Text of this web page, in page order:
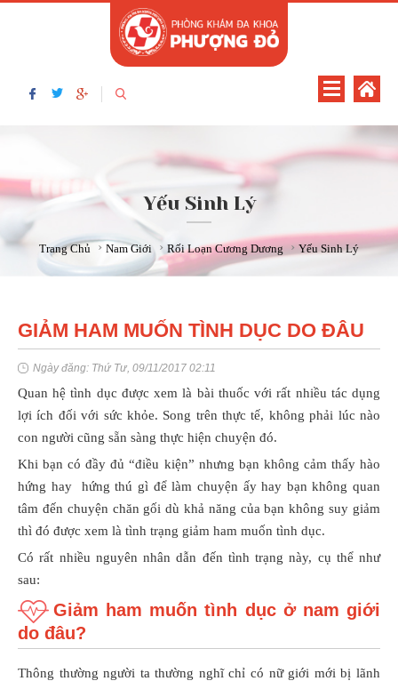
Yếu Sinh Lý
Trang Chủ › Nam Giới › Rối Loạn Cương Dương › Yếu Sinh Lý
GIẢM HAM MUỐN TÌNH DỤC DO ĐÂU
Ngày đăng: Thứ Tư, 09/11/2017 02:11
Quan hệ tình dục được xem là bài thuốc với rất nhiều tác dụng
lợi ích đối với sức khỏe. Song trên thực tế, không phải lúc nào
con người cũng sẵn sàng thực hiện chuyện đó.
Khi bạn có đầy đủ “điều kiện” nhưng bạn không cảm thấy hào
hứng hay hứng thú gì để làm chuyện ấy hay bạn không quan
tâm đến chuyện chăn gối dù khả năng của bạn không suy giảm
thì đó được xem là tình trạng giảm ham muốn tình dục.
Có rất nhiều nguyên nhân dẫn đến tình trạng này, cụ thể như
sau:
Giảm ham muốn tình dục ở nam giới
do đâu?
Thông thường người ta thường nghĩ chỉ có nữ giới mới bị lãnh